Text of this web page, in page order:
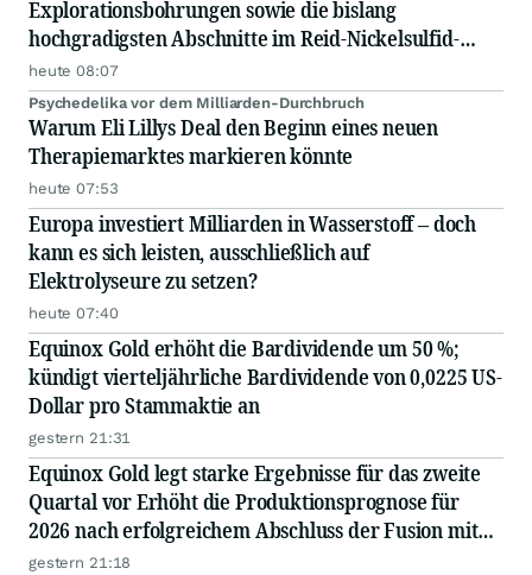
Explorationsbohrungen sowie die bislang
hochgradigsten Abschnitte im Reid-Nickelsulfid-
Projekt bekannt
heute 08:07
Psychedelika vor dem Milliarden-Durchbruch
Warum Eli Lillys Deal den Beginn eines neuen
Therapiemarktes markieren könnte
heute 07:53
Europa investiert Milliarden in Wasserstoff – doch
kann es sich leisten, ausschließlich auf
Elektrolyseure zu setzen?
heute 07:40
Equinox Gold erhöht die Bardividende um 50 %;
kündigt vierteljährliche Bardividende von 0,0225 US-
Dollar pro Stammaktie an
gestern 21:31
Equinox Gold legt starke Ergebnisse für das zweite
Quartal vor Erhöht die Produktionsprognose für
2026 nach erfolgreichem Abschluss der Fusion mit
Orla Mining Quartalsdividende um 50 % erhöht
gestern 21:18